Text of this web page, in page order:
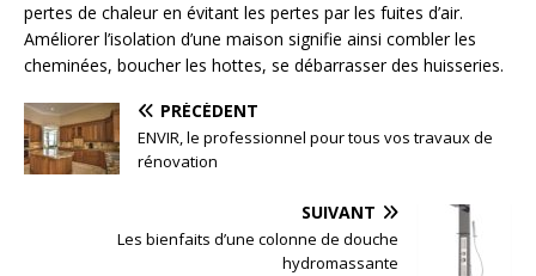
pertes de chaleur en évitant les pertes par les fuites d’air.
Améliorer l’isolation d’une maison signifie ainsi combler les
cheminées, boucher les hottes, se débarrasser des huisseries.
PRÉCÉDENT
ENVIR, le professionnel pour tous vos travaux de
rénovation
SUIVANT
Les bienfaits d’une colonne de douche
hydromassante